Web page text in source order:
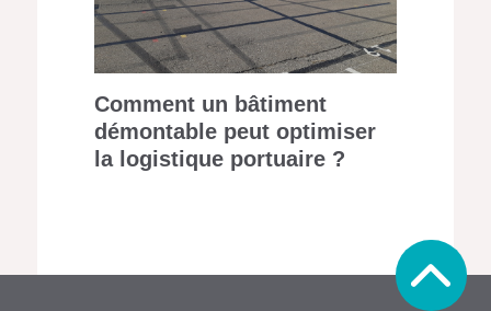
Comment un bâtiment
démontable peut optimiser
la logistique portuaire ?